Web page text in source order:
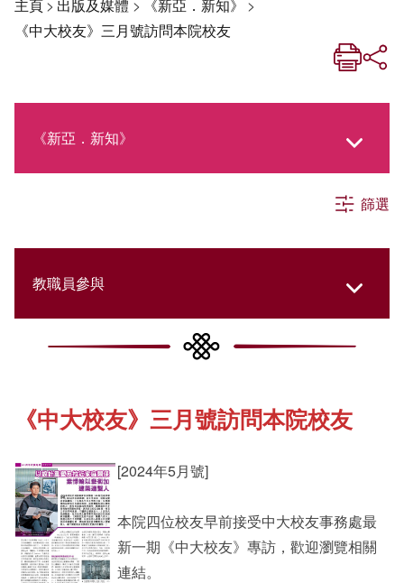
主頁> 出版及媒體 > 《新亞．新知》 >
《中大校友》三月號訪問本院校友
《新亞．新知》
社交媒體專欄
《新亞簡訊》
《新亞書院概覽》
其他書院出版
新亞影集
篩選
教職員參與
College Updates
Cultural Topics
Student Development
Alumni Connections
《中大校友》三月號訪問本院校友
[2024年5月號]
本院四位校友早前接受中大校友事務處最
新一期《中大校友》專訪，歡迎瀏覽相關
連結。